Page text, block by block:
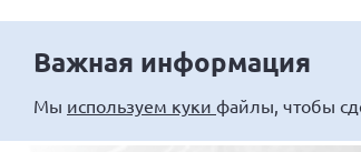
Важная информация
Мы используем куки файлы, чтобы